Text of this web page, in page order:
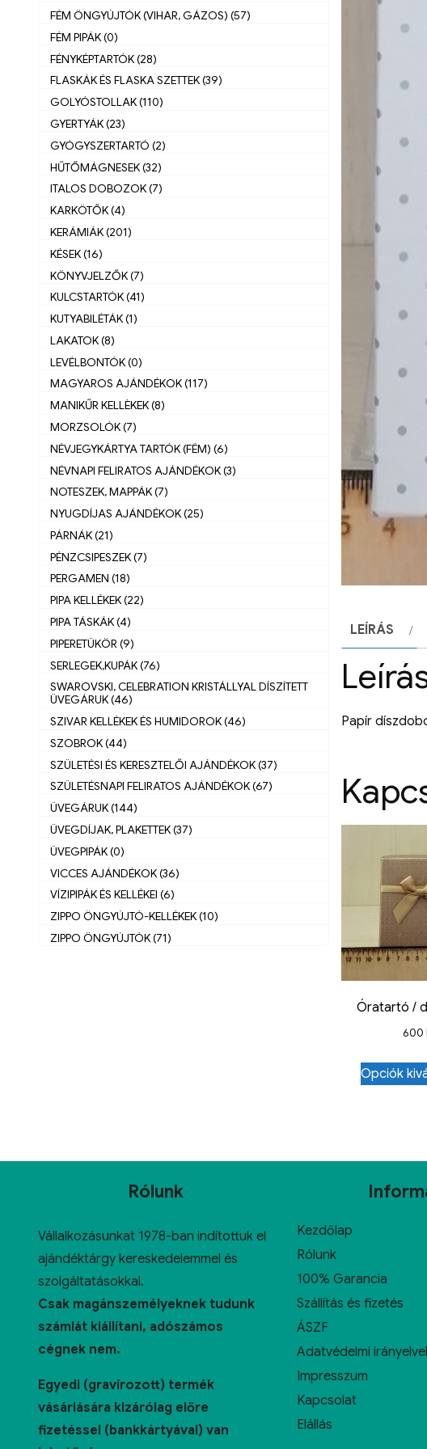
LEÍRÁS
Papír
Óratartó /
600
Opciók
FÉM ÖNGYÚJTÓK (VIHAR, GÁZOS) (57)
FÉM PIPÁK (0)
FÉNYKÉPTARTÓK (28)
FLASKÁK ÉS FLASKA SZETTEK (39)
GOLYÓSTOLLAK (110)
GYERTYÁK (23)
GYÓGYSZERTARTÓ (2)
HŰTŐMÁGNESEK (32)
ITALOS DOBOZOK (7)
KARKÖTŐK (4)
KERÁMIÁK (201)
KÉSEK (16)
KÖNYVJELZŐK (7)
KULCSTARTÓK (41)
KUTYABILÉTÁK (1)
LAKATOK (8)
LEVÉLBONTÓK (0)
MAGYAROS AJÁNDÉKOK (117)
MANIKŰR KELLÈKEK (8)
MORZSOLÓK (7)
NÉVJEGYKÁRTYA TARTÓK (FÉM) (6)
NÉVNAPI FELIRATOS AJÁNDÉKOK (3)
NOTESZEK, MAPPÁK (7)
NYUGDÍJAS AJÁNDÉKOK (25)
PÁRNÁK (21)
PÉNZCSIPESZEK (7)
PERGAMEN (18)
PIPA KELLÉKEK (22)
PIPA TÁSKÁK (4)
PIPERETÜKÖR (9)
SERLEGEK,KUPÁK (76)
SWAROVSKI, CELEBRATION KRISTÁLLYAL DÍSZÍTETT
ÜVEGÁRUK (46)
SZIVAR KELLÉKEK ÉS HUMIDOROK (46)
SZOBROK (44)
SZÜLETÉSI ÉS KERESZTELŐI AJÁNDÉKOK (37)
SZÜLETÉSNAPI FELIRATOS AJÁNDÉKOK (67)
ÜVEGÁRUK (144)
ÜVEGDÍJAK, PLAKETTEK (37)
ÜVEGPIPÁK (0)
VICCES AJÁNDÉKOK (36)
VÍZIPIPÁK ÉS KELLÉKEI (6)
ZIPPO ÖNGYÚJTÓ-KELLÉKEK (10)
ZIPPO ÖNGYÚJTÓK (71)
Rólunk
Vállalkozásunkat 1978-ban indítottuk el
ajándéktárgy kereskedelemmel és
szolgáltatásokkal.
Csak magánszemélyeknek tudunk
számlát kiállítani, adószámos
cégnek nem.
Egyedi (gravírozott) termék
vásárlására kizárólag előre
fizetéssel (bankkártyával) van
Kezdőlap
Rólunk
100% Garancia
Szállítás és fizetés
ÁSZF
Adatvédelmi
Impresszum
Kapcsolat
Elállás